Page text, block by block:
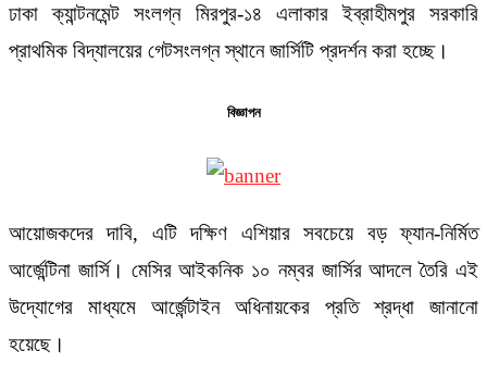
ঢাকা ক্যান্টনমেন্ট সংলগ্ন মিরপুর-১৪ এলাকার ইব্রাহীমপুর সরকারি
প্রাথমিক বিদ্যালয়ের গেটসংলগ্ন স্থানে জার্সিটি প্রদর্শন করা হচ্ছে।
বিজ্ঞাপন
আয়োজকদের দাবি, এটি দক্ষিণ এশিয়ার সবচেয়ে বড় ফ্যান-নির্মিত
আর্জেন্টিনা জার্সি। মেসির আইকনিক ১০ নম্বর জার্সির আদলে তৈরি এই
উদ্যোগের মাধ্যমে আর্জেন্টাইন অধিনায়কের প্রতি শ্রদ্ধা জানানো
হয়েছে।